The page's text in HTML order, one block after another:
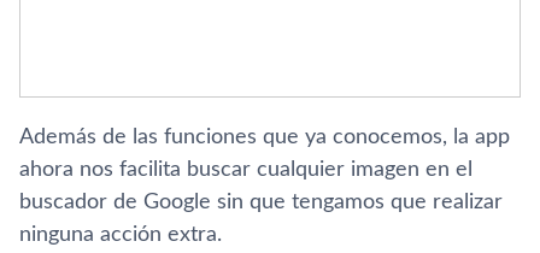
Además de las funciones que ya conocemos, la app
ahora nos facilita buscar cualquier imagen en el
buscador de Google sin que tengamos que realizar
ninguna acción extra.